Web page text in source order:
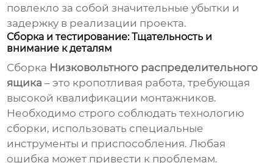
повлекло за собой значительные убытки и
задержку в реализации проекта.
Сборка и тестирование: Тщательность и
внимание к деталям
Сборка Низковольтного распределительного
ящика – это кропотливая работа, требующая
высокой квалификации монтажников.
Необходимо строго соблюдать технологию
сборки, использовать специальные
инструменты и приспособления. Любая
ошибка может привести к проблемам.